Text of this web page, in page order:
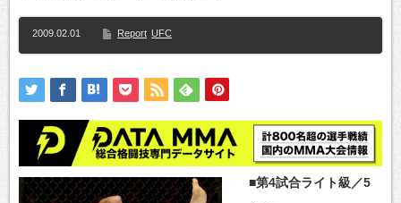
2009.02.01 Report UFC
■第4試合ライト級／5